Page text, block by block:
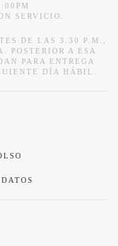
SERVICIO.
DE LAS 3.30 P.M.,
POSTERIOR A ESA
PARA ENTREGA
DÍA HÁBIL.